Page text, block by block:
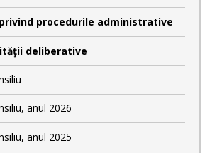
procedurile administrative
deliberative
anul 2026
anul 2025